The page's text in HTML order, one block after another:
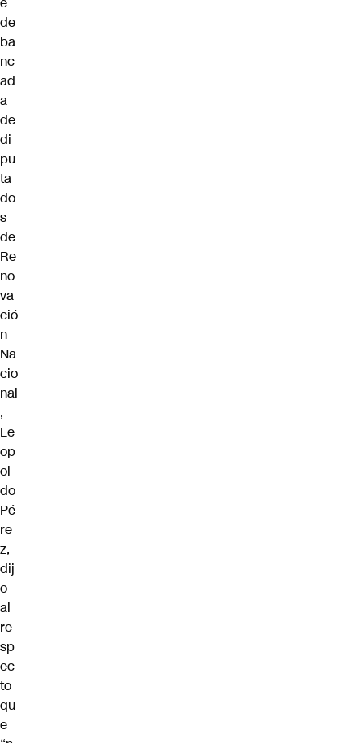
de
ba
nc
ad
a
de
di
pu
ta
do
s
de
Re
no
va
ció
n
Na
cio
nal
,
Le
op
ol
do
Pé
re
z,
dij
o
al
re
sp
ec
to
qu
e